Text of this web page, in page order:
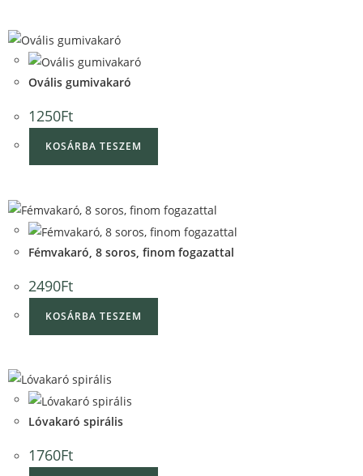
Ovális gumivakaró
1250Ft
KOSÁRBA TESZEM
Fémvakaró, 8 soros, finom fogazattal
2490Ft
KOSÁRBA TESZEM
Lóvakaró spirális
1760Ft